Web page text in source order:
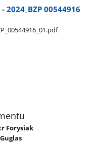
2024​_BZP 00544916​
Forysiak